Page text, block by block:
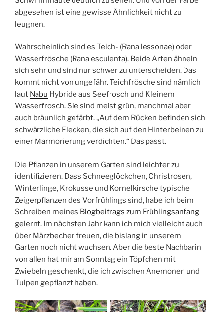
abgesehen ist eine gewisse Ähnlichkeit nicht zu
leugnen.
Wahrscheinlich sind es Teich- (Rana lessonae) oder
Wasserfrösche (Rana esculenta). Beide Arten ähneln
sich sehr und sind nur schwer zu unterscheiden. Das
kommt nicht von ungefähr. Teichfrösche sind nämlich
laut Nabu Hybride aus Seefrosch und Kleinem
Wasserfrosch. Sie sind meist grün, manchmal aber
auch bräunlich gefärbt. „Auf dem Rücken befinden sich
schwärzliche Flecken, die sich auf den Hinterbeinen zu
einer Marmorierung verdichten.“ Das passt.
Die Pflanzen in unserem Garten sind leichter zu
identifizieren. Dass Schneeglöckchen, Christrosen,
Winterlinge, Krokusse und Kornelkirsche typische
Zeigerpflanzen des Vorfrühlings sind, habe ich beim
Schreiben meines Blogbeitrags zum Frühlingsanfang
gelernt. Im nächsten Jahr kann ich mich vielleicht auch
über Märzbecher freuen, die bislang in unserem
Garten noch nicht wuchsen. Aber die beste Nachbarin
von allen hat mir am Sonntag ein Töpfchen mit
Zwiebeln geschenkt, die ich zwischen Anemonen und
Tulpen gepflanzt haben.